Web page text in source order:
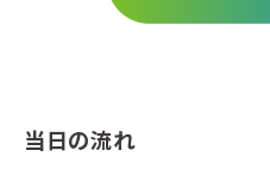
当日の流れ